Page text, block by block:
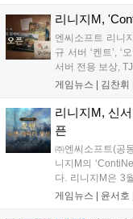
리니지M,
엔씨소프트 리니
규 서버 ‘켄트’, ‘
서버 전용 보상,
다. 3월 16일 오후
게임뉴스 | 김찬휘
리니지M, 신
픈
㈜엔씨소프트(공
니지M의
다. 리니지M은 3
가능한 캐릭터를
게임뉴스 | 윤서호